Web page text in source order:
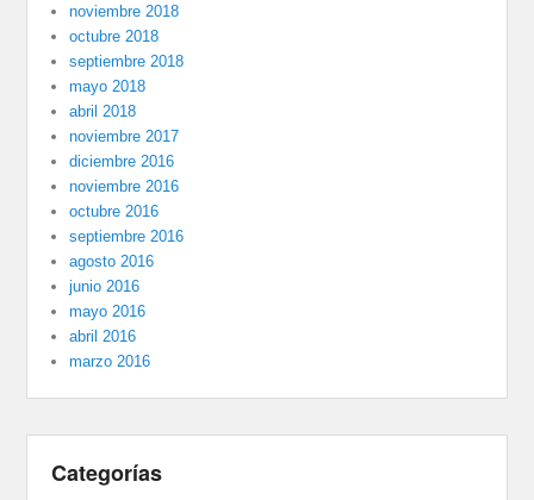
noviembre 2018
octubre 2018
septiembre 2018
mayo 2018
abril 2018
noviembre 2017
diciembre 2016
noviembre 2016
octubre 2016
septiembre 2016
agosto 2016
junio 2016
mayo 2016
abril 2016
marzo 2016
Categorías